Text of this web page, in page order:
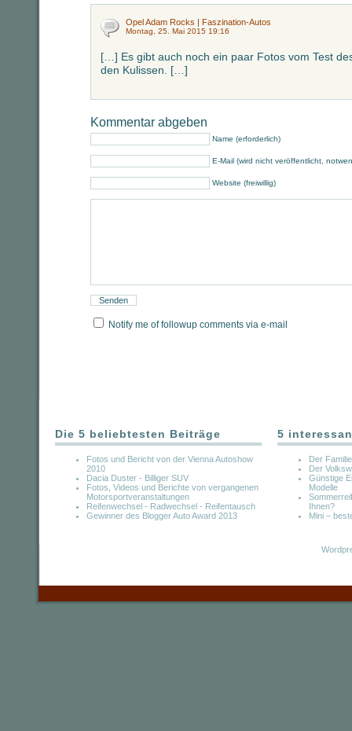
Opel Adam Rocks | Faszination-Autos
Montag, 25. Mai 2015 19:16
[…] Es gibt auch noch ein paar Fotos vom Test
den Kulissen. […]
Kommentar abgeben
Name (erforderlich)
E-Mail (wird nicht veröffentlicht,
Website (freiwillig)
Notify me of followup comments via e-mail
Die 5 beliebtesten Beiträge
Fotos und Bericht von der Vienna Autoshow
2010
Dacia Duster - Billiger SUV
Fotos, Videos und Berichte von vergangenen
Motorsportveranstaltungen
Reifenwechsel - Radwechsel - Reifentausch
Gewinner des Blogger Auto Award 2013
5
Der
Der
Günstige
Modelle
Ihnen?
Mini –